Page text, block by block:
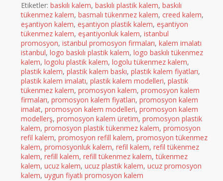
Etiketler: baskılı kalem, baskılı plastik kalem, baskılı
tükenmez kalem, basmalı tükenmez kalem, creed kalem,
eşantiyon kalem, eşantiyon plastik kalem, eşantiyon
tükenmez kalem, eşantiyonluk kalem, istanbul
promosyon, istanbul promosyon firmaları, kalem imalatı
istanbul, logo baskılı plastik kalem, logo baskılı tükenmez
kalem, logolu plastik kalem, logolu tükenmez kalem,
plastik kalem, plastik kalem baskı, plastik kalem fiyatları,
plastik kalem imalatı, plastik kalem modelleri, plastik
tükenmez kalem, promosyon kalem, promosyon kalem
firmaları, promosyon kalem fiyatları, promosyon kalem
imalat, promosyon kalem modelleri, promosyon kalem
modellerş, promosyon kalem üretim, promosyon plastik
kalem, promosyon plastik tükenmez kalem, promosyon
refil kalem, promosyon refill kalem, promosyon tükenmez
kalem, promosyonluk kalem, refil kalem, refil tükenmez
kalem, refill kalem, refill tükenmez kalem,tükenmez
kalem, ucuz kalem, ucuz plastik kalem, ucuz promosyon
kalem, uygun fiyatlı promosyon kalem